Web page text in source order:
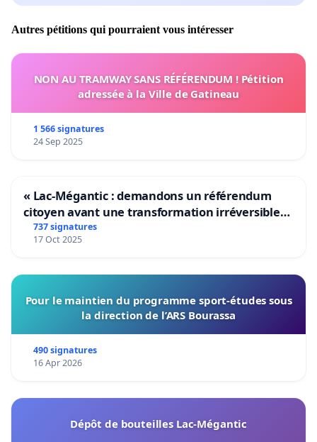
Autres pétitions qui pourraient vous intéresser
NON AU TRAMWAY SANS RÉFÉRENDUM ! Pétition
adressée à la Ville de Gatineau
1 566 signatures
24 Sep 2025
« Lac-Mégantic : demandons un référendum
citoyen avant une transformation irréversible
de notre territoire »
737 signatures
17 Oct 2025
Pour le maintien du programme sport-études sous
la direction de l’ARS Bourassa
490 signatures
16 Apr 2026
Dépôt de bouteilles Lac-Mégantic